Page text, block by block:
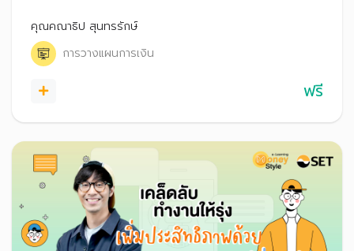
เป้าหมายชีวิตในระยะต่าง ๆ
คุณคณาธิป สุนทรรักษ์
การวางแผนการเงิน
ฟรี